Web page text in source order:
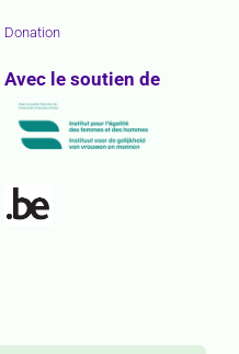
Donation
Avec le soutien de